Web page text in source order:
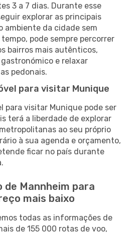
3 a 7 dias. Durante esse
explorar as principais
ambiente da cidade sem
pode sempre percorrer
bairros mais autênticos,
e relaxar
pedonais.
para visitar Munique
para visitar Munique pode ser
terá a liberdade de explorar
ao seu próprio
à sua agenda e orçamento,
ficar no país durante
de Mannheim para
mais baixo
todas as informações de
de 155 000 rotas de voo,